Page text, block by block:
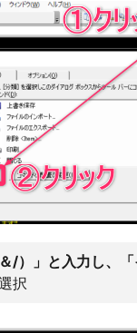
/）」と入力し、
択